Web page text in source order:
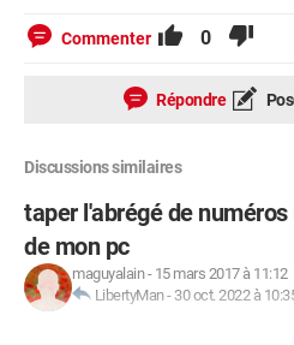
Commenter 0
Répondre
Discussions similaires
taper l'abrégé de
de mon pc
maguyalain- 15 mars 2017 à 11:12
LibertyMan- 30 oct. 2022 à